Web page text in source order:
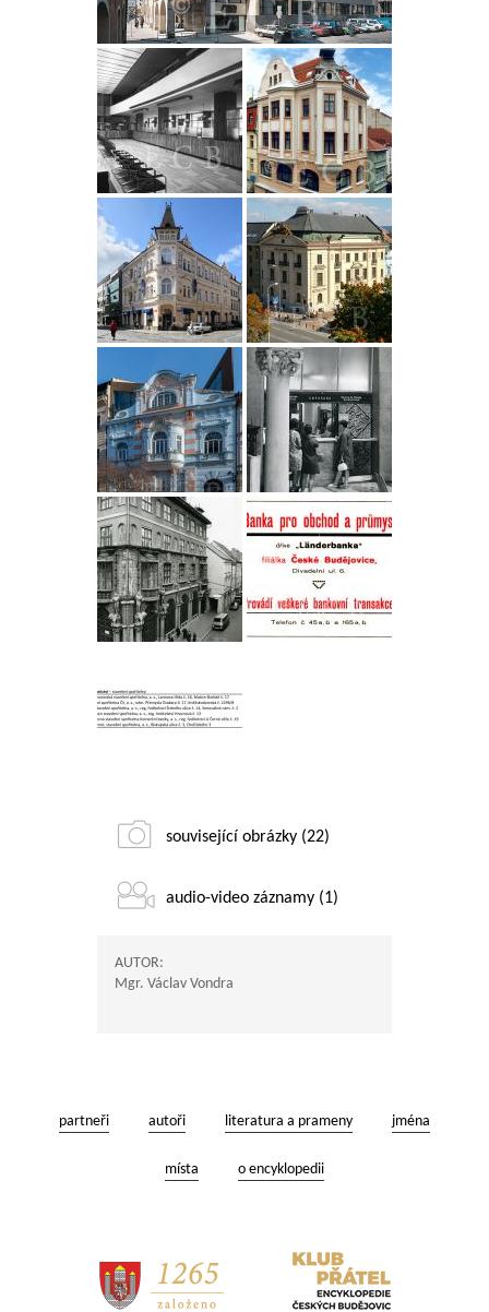
související obrázky (22)
audio-video záznamy (1)
AUTOR:
Mgr. Václav Vondra
partneři autoři literatura a prameny jména
místa o encyklopedii